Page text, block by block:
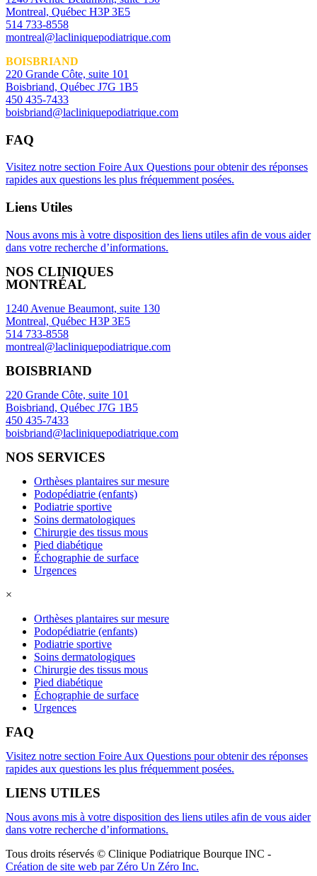
Montreal, Québec H3P 3E5
514 733-8558
montreal@lacliniquepodiatrique.com
BOISBRIAND
220 Grande Côte, suite 101
Boisbriand, Québec J7G 1B5
450 435-7433
boisbriand@lacliniquepodiatrique.com
FAQ
Visitez notre section Foire Aux Questions pour obtenir des réponses
rapides aux questions les plus fréquemment posées.
Liens Utiles
Nous avons mis à votre disposition des liens utiles afin de vous aider
dans votre recherche d’informations.
NOS CLINIQUES
MONTRÉAL
1240 Avenue Beaumont, suite 130
Montreal, Québec H3P 3E5
514 733-8558
montreal@lacliniquepodiatrique.com
BOISBRIAND
220 Grande Côte, suite 101
Boisbriand, Québec J7G 1B5
450 435-7433
boisbriand@lacliniquepodiatrique.com
NOS SERVICES
Orthèses plantaires sur mesure
Podopédiatrie (enfants)
Podiatrie sportive
Soins dermatologiques
Chirurgie des tissus mous
Pied diabétique
Échographie de surface
Urgences
×
Orthèses plantaires sur mesure
Podopédiatrie (enfants)
Podiatrie sportive
Soins dermatologiques
Chirurgie des tissus mous
Pied diabétique
Échographie de surface
Urgences
FAQ
Visitez notre section Foire Aux Questions pour obtenir des réponses
rapides aux questions les plus fréquemment posées.
LIENS UTILES
Nous avons mis à votre disposition des liens utiles afin de vous aider
dans votre recherche d’informations.
Tous droits réservés © Clinique Podiatrique Bourque INC -
Création de site web par Zéro Un Zéro Inc.